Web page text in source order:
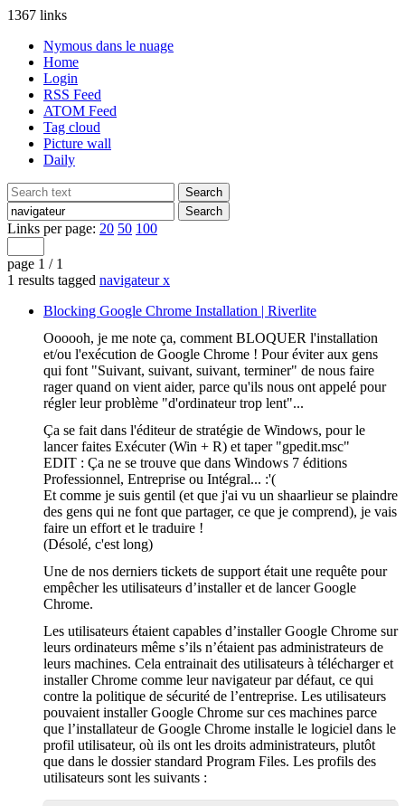
1367 links
Nymous dans le nuage
Home
Login
RSS Feed
ATOM Feed
Tag cloud
Picture wall
Daily
Links per page: 20 50 100
page 1 / 1
1 results tagged navigateurx
Blocking Google Chrome Installation | Riverlite
Oooooh, je me note ça, comment BLOQUER l'installation
et/ou l'exécution de Google Chrome ! Pour éviter aux gens
qui font "Suivant, suivant, suivant, terminer" de nous faire
rager quand on vient aider, parce qu'ils nous ont appelé pour
régler leur problème "d'ordinateur trop lent"...
Ça se fait dans l'éditeur de stratégie de Windows, pour le
lancer faites Exécuter (Win + R) et taper "gpedit.msc"
EDIT : Ça ne se trouve que dans Windows 7 éditions
Professionnel, Entreprise ou Intégral... :'(
Et comme je suis gentil (et que j'ai vu un shaarlieur se plaindre
des gens qui ne font que partager, ce que je comprend), je vais
faire un effort et le traduire !
(Désolé, c'est long)
Une de nos derniers tickets de support était une requête pour
empêcher les utilisateurs d’installer et de lancer Google
Chrome.
Les utilisateurs étaient capables d’installer Google Chrome sur
leurs ordinateurs même s’ils n’étaient pas administrateurs de
leurs machines. Cela entrainait des utilisateurs à télécharger et
installer Chrome comme leur navigateur par défaut, ce qui
contre la politique de sécurité de l’entreprise. Les utilisateurs
pouvaient installer Google Chrome sur ces machines parce
que l’installateur de Google Chrome installe le logiciel dans le
profil utilisateur, où ils ont les droits administrateurs, plutôt
que dans le dossier standard Program Files. Les profils des
utilisateurs sont les suivants :